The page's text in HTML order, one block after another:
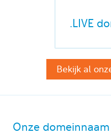
.LIVE
Bekijk al
Onze